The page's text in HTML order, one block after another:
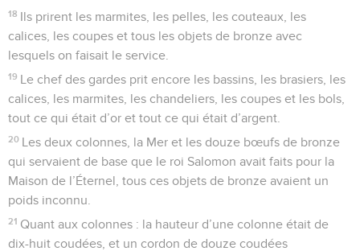
18 Ils prirent les marmites, les pelles, les couteaux, les
calices, les coupes et tous les objets de bronze avec
lesquels on faisait le service.
19 Le chef des gardes prit encore les bassins, les brasiers, les
calices, les marmites, les chandeliers, les coupes et les bols,
tout ce qui était d’or et tout ce qui était d’argent.
20 Les deux colonnes, la Mer et les douze bœufs de bronze
qui servaient de base que le roi Salomon avait faits pour la
Maison de l’Éternel, tous ces objets de bronze avaient un
poids inconnu.
21 Quant aux colonnes : la hauteur d’une colonne était de
dix-huit coudées, et un cordon de douze coudées